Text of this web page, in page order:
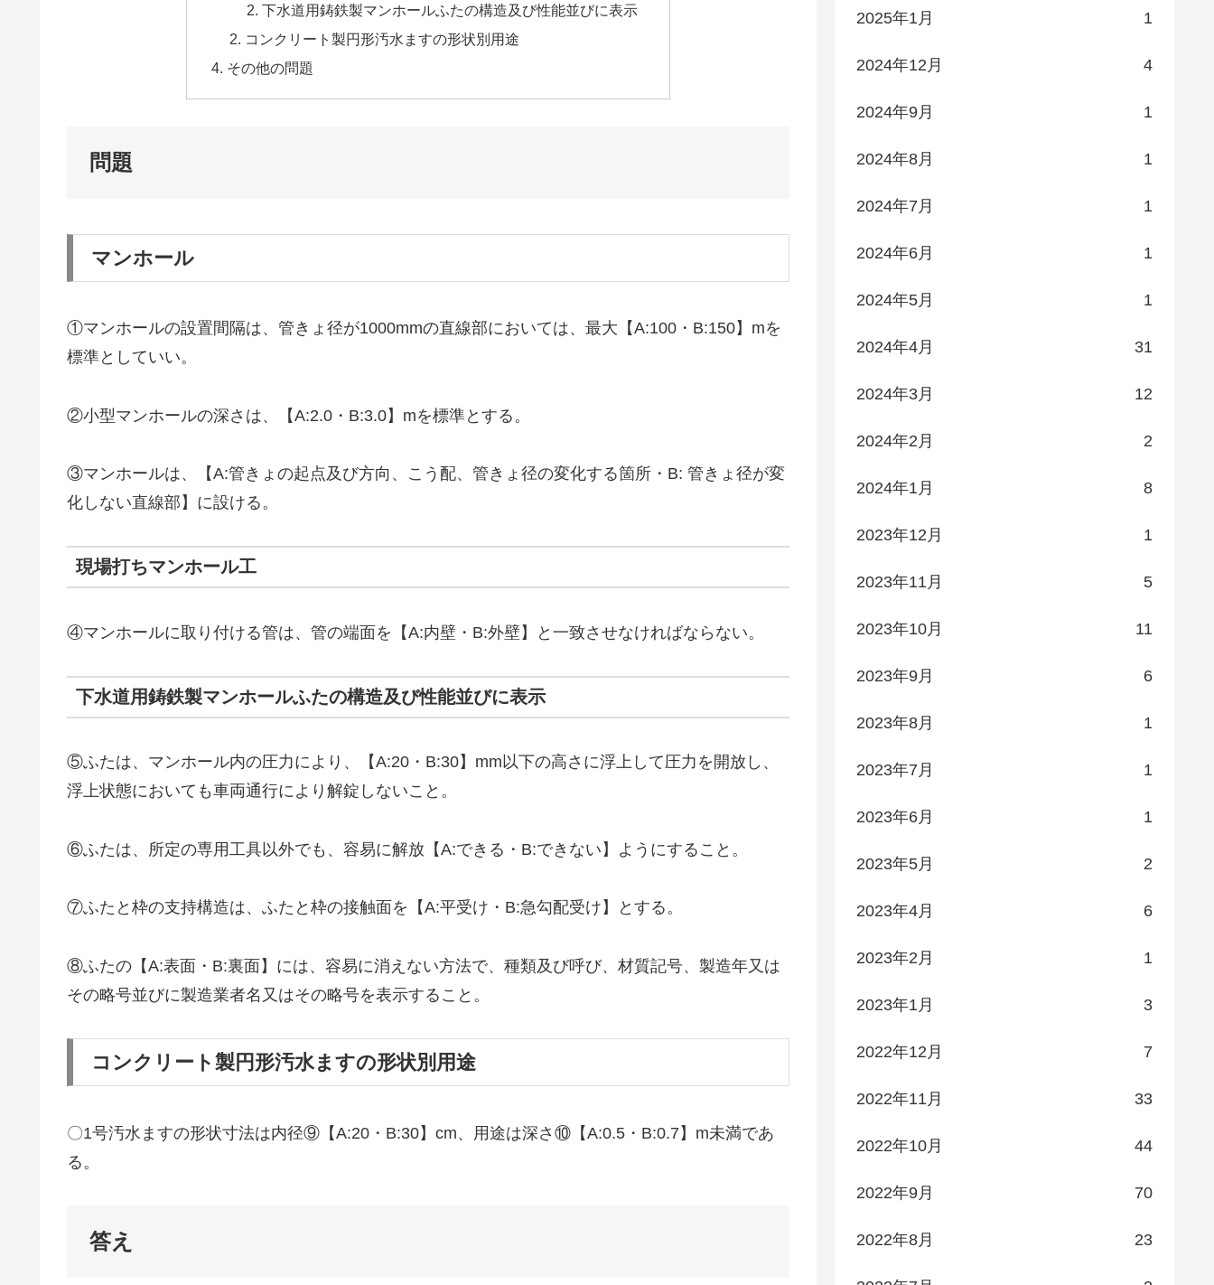
下水道用鋳鉄製マンホールふたの構造及び性能並びに表示
コンクリート製円形汚水ますの形状別用途
その他の問題
問題
マンホール
①マンホールの設置間隔は、管きょ径が1000mmの直線部においては、最大【A:100・B:150】mを
標準としていい。
②小型マンホールの深さは、【A:2.0・B:3.0】mを標準とする。
③マンホールは、【A:管きょの起点及び方向、こう配、管きょ径の変化する箇所・B: 管きょ径が変
化しない直線部】に設ける。
現場打ちマンホール工
④マンホールに取り付ける管は、管の端面を【A:内壁・B:外壁】と一致させなければならない。
下水道用鋳鉄製マンホールふたの構造及び性能並びに表示
⑤ふたは、マンホール内の圧力により、【A:20・B:30】mm以下の高さに浮上して圧力を開放し、
浮上状態においても車両通行により解錠しないこと。
⑥ふたは、所定の専用工具以外でも、容易に解放【A:できる・B:できない】ようにすること。
⑦ふたと枠の支持構造は、ふたと枠の接触面を【A:平受け・B:急勾配受け】とする。
⑧ふたの【A:表面・B:裏面】には、容易に消えない方法で、種類及び呼び、材質記号、製造年又は
その略号並びに製造業者名又はその略号を表示すること。
コンクリート製円形汚水ますの形状別用途
〇1号汚水ますの形状寸法は内径⑨【A:20・B:30】cm、用途は深さ⑩【A:0.5・B:0.7】m未満であ
る。
答え
2025年1月 1
2024年12月 4
2024年9月 1
2024年8月 1
2024年7月 1
2024年6月 1
2024年5月 1
2024年4月 31
2024年3月 12
2024年2月 2
2024年1月 8
2023年12月 1
2023年11月 5
2023年10月 11
2023年9月 6
2023年8月 1
2023年7月 1
2023年6月 1
2023年5月 2
2023年4月 6
2023年2月 1
2023年1月 3
2022年12月 7
2022年11月 33
2022年10月 44
2022年9月 70
2022年8月 23